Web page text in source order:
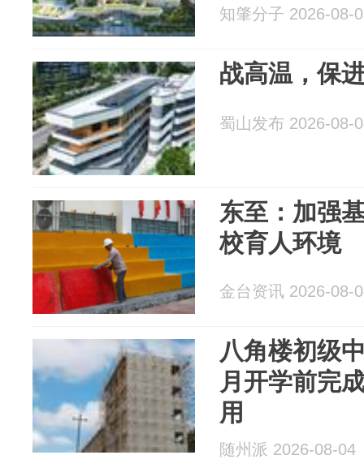
知肇分子 2026-08-
战高温，保
蜀山发布 2026-08-
东至：加强
校育人环境
金台资讯 2026-08-
八角楼初级
月开学前完
用
随州派 2026-08-04